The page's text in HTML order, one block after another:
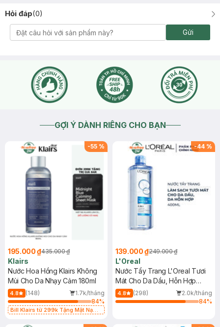
Hỏi đáp(0)
Gửi
GỢI Ý DÀNH RIÊNG CHO BẠN
-55 %
195.000 ₫435.000 ₫
Klairs
Nước Hoa Hồng Klairs Không
Mùi Cho Da Nhạy Cảm 180ml
4.8 (148)
1.7k/tháng
84%
Bill Klairs từ 299k Tặng Mặt Nạ
25ml (SL Có Hạn)
-44 %
139.000 ₫249.000 ₫
L'Oreal
Nước Tẩy Trang L'Oreal Tươi
Mát Cho Da Dầu, Hỗn Hợp
400ml
4.8 (298)
2.0k/tháng
84%